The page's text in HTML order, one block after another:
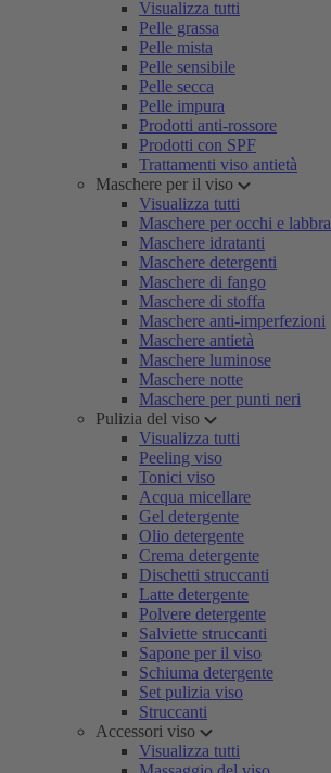
Visualizza tutti
Pelle grassa
Pelle mista
Pelle sensibile
Pelle secca
Pelle impura
Prodotti anti-rossore
Prodotti con SPF
Trattamenti viso antietà
Maschere per il viso
Visualizza tutti
Maschere per occhi e labbra
Maschere idratanti
Maschere detergenti
Maschere di fango
Maschere di stoffa
Maschere anti-imperfezioni
Maschere antietà
Maschere luminose
Maschere notte
Maschere per punti neri
Pulizia del viso
Visualizza tutti
Peeling viso
Tonici viso
Acqua micellare
Gel detergente
Olio detergente
Crema detergente
Dischetti struccanti
Latte detergente
Polvere detergente
Salviette struccanti
Sapone per il viso
Schiuma detergente
Set pulizia viso
Struccanti
Accessori viso
Visualizza tutti